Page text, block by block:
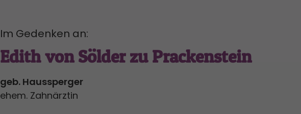
Im Gedenken an:
Edith von Sölder zu Prackenstein
geb. Haussperger
ehem. Zahnärztin